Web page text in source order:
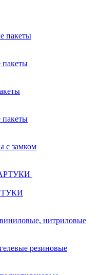
пакеты
с замком
нитриловые
резиновые